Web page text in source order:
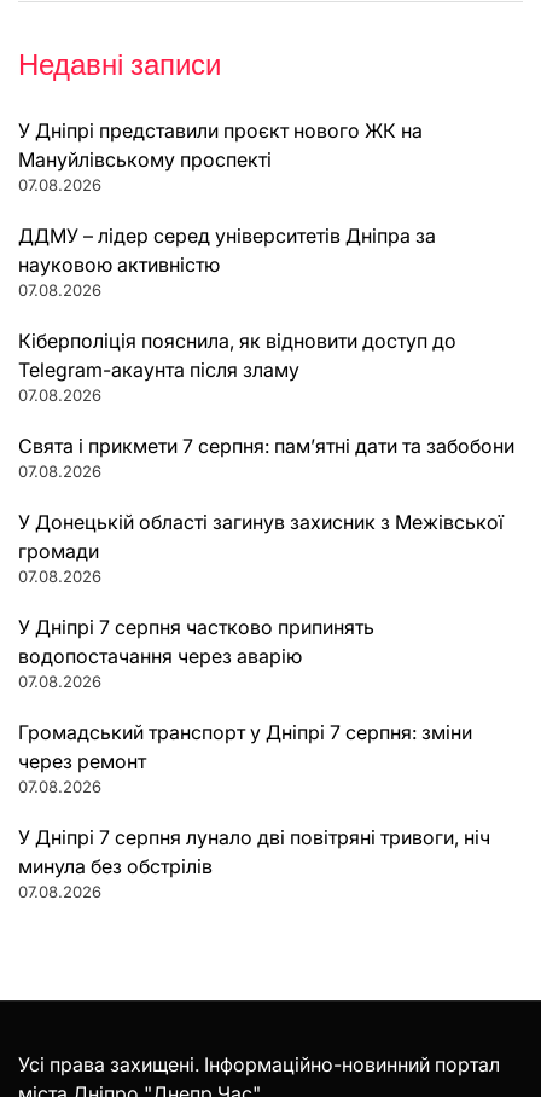
Недавні записи
У Дніпрі представили проєкт нового ЖК на
Мануйлівському проспекті
07.08.2026
ДДМУ – лідер серед університетів Дніпра за
науковою активністю
07.08.2026
Кіберполіція пояснила, як відновити доступ до
Telegram-акаунта після зламу
07.08.2026
Свята і прикмети 7 серпня: пам’ятні дати та забобони
07.08.2026
У Донецькій області загинув захисник з Межівської
громади
07.08.2026
У Дніпрі 7 серпня частково припинять
водопостачання через аварію
07.08.2026
Громадський транспорт у Дніпрі 7 серпня: зміни
через ремонт
07.08.2026
У Дніпрі 7 серпня лунало дві повітряні тривоги, ніч
минула без обстрілів
07.08.2026
Усі права захищені. Інформаційно-новинний портал